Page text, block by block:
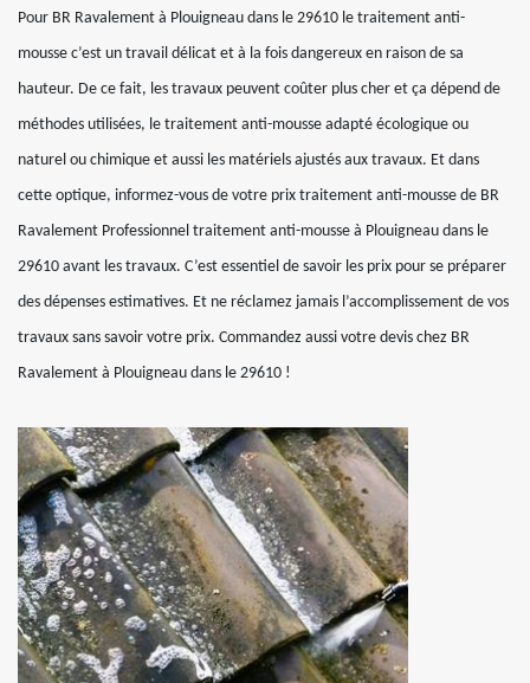
Pour BR Ravalement à Plouigneau dans le 29610 le traitement anti-
mousse c’est un travail délicat et à la fois dangereux en raison de sa
hauteur. De ce fait, les travaux peuvent coûter plus cher et ça dépend de
méthodes utilisées, le traitement anti-mousse adapté écologique ou
naturel ou chimique et aussi les matériels ajustés aux travaux. Et dans
cette optique, informez-vous de votre prix traitement anti-mousse de BR
Ravalement Professionnel traitement anti-mousse à Plouigneau dans le
29610 avant les travaux. C’est essentiel de savoir les prix pour se préparer
des dépenses estimatives. Et ne réclamez jamais l’accomplissement de vos
travaux sans savoir votre prix. Commandez aussi votre devis chez BR
Ravalement à Plouigneau dans le 29610 !